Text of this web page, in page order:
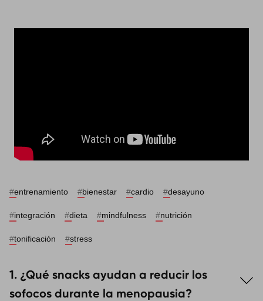
#entrenamiento #bienestar #cardio #desayuno
#integración #dieta #mindfulness #nutrición
#tonificación #stress
1. ¿Qué snacks ayudan a reducir los
sofocos durante la menopausia?